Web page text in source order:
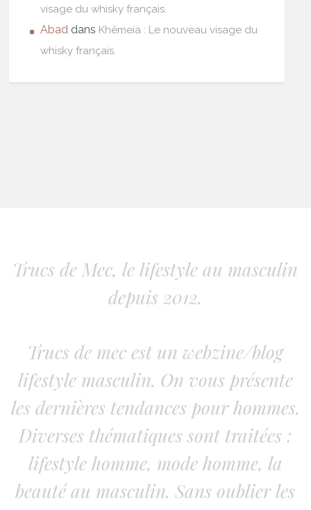
visage du whisky français.
Abad dans Khêmeia : Le nouveau visage du
whisky français.
Trucs de Mec, le lifestyle au masculin
depuis 2012.
Trucs de mec est un webzine/blog
lifestyle masculin. On vous présente
les dernières tendances pour hommes.
Diverses thématiques sont traitées :
lifestyle homme, mode homme, la
beauté au masculin. Sans oublier les